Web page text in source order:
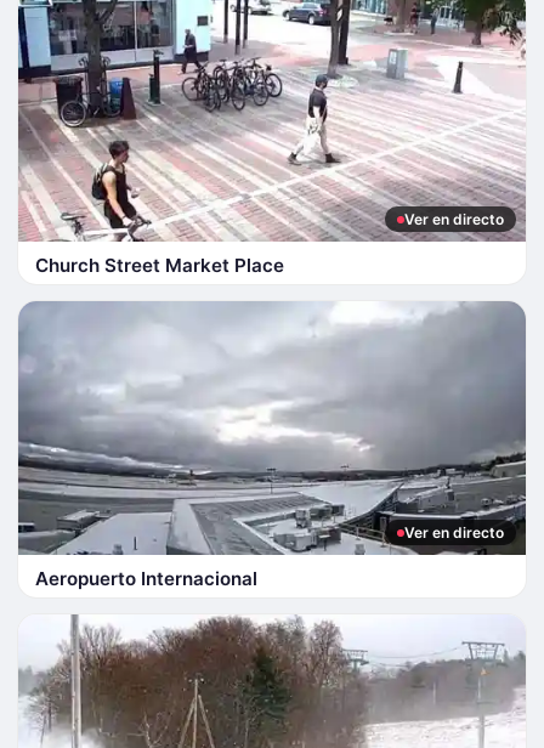
Ver en directo
Church Street Market Place
Ver en directo
Aeropuerto Internacional